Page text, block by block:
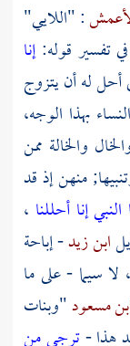
: "اللايي"
في تفسير قوله:إنا
أحل له أن يتزوج
بهذا الوجه،
والخالة ممن
منهن إذ قد
النبي إنا أحللنا ،
ابن زيد- إباحة
سيما - على ما
مسعود"وبنات
هذا -ترجي من